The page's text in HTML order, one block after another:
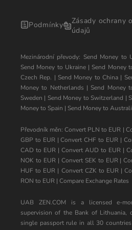
Podmínky
Zásady ochrany
údajů
Mezinárodní převody: Send Money to
Send Money to Ukraine| Send Money
Czech Rep. | Send Money to China|
Money to Netherlands | Send Money
Sweden | Send Money to Switzerland |
Money to Spain | Send Money to
Převodník měn:Convert PLN to EUR |
GBP to EUR|Convert CHF to EUR |
CAD to EUR | Convert AUD to EUR |
NOK to EUR| Convert SEK to EUR|
HUF to EUR | Convert CZK to EUR |
RON to EUR | Compare Exchange Rates
UAB ZEN.COM is a licensed e-
supervision of the Bank of Lithuania,
single passport rule in all 30